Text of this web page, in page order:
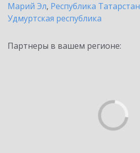
Марий Эл, Республика
Удмуртская республика
Партнеры в вашем регионе: